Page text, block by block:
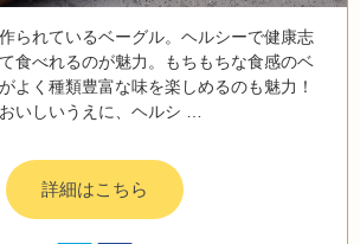
られているベーグル。ヘルシーで健康志
食べれるのが魅力。もちもちな食感のベ
よく種類豊富な味を楽しめるのも魅力！
いしいうえに、ヘルシ …
詳細はこちら